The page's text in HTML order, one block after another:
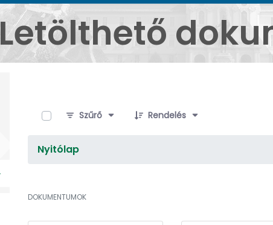
- MATE
Letölthető
Szűrő
Rendelés
Nyitólap
DOKUMENTUMOK